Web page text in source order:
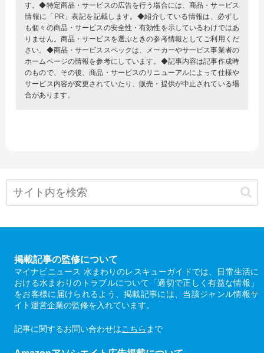
す。◆特定商品・サービスの広告を行う場合には、商品・サービス
情報に「PR」表記を記載します。◆紹介している情報は、必ずし
も個々の商品・サービスの安全性・有効性を示しているわけではあ
りません。商品・サービスを選ぶときの参考情報としてご利用くだ
さい。◆商品・サービススペックは、メーカーやサービス事業者の
ホームページの情報を参考にしています。◆記事内容は記事作成時
のもので、その後、商品・サービスのリニューアルによって仕様や
サービス内容が変更されていたり、販売・提供が中止されている場
合があります。
掲載記事の監修について
マイナビニュース 水まわりのレスキューガイドでは、日常生活に
おける水まわりのトラブルについて「適切で正しく有益な情報」
をお客様に届けられるよう、掲載記事には、当該ジャンル情報サ
イト運営企業の監修を入れています。
記事に関するお問い合わせはこちら まで